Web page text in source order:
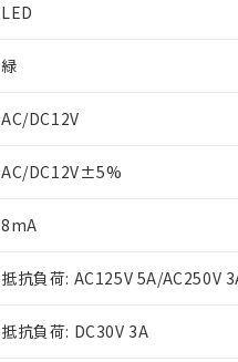
LED
緑
AC/DC12V
AC/DC12V±5%
8mA
抵抗負荷: AC125V 5A/AC250V
抵抗負荷: DC30V 3A
ご利用条件
以下の条件をお読みいただ
※1 対応状況
対応予定なし：EU RoHS指
調査・確認中：EU RoHS指
非該当品：ライセンス料な
仕入先様の事情により、非
があります。
※1 中国RoHS○×表
「○」：最大均質材料含有率